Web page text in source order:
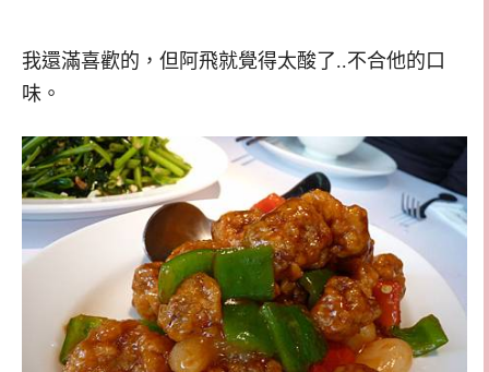
我還滿喜歡的，但阿飛就覺得太酸了..不合他的口
味。